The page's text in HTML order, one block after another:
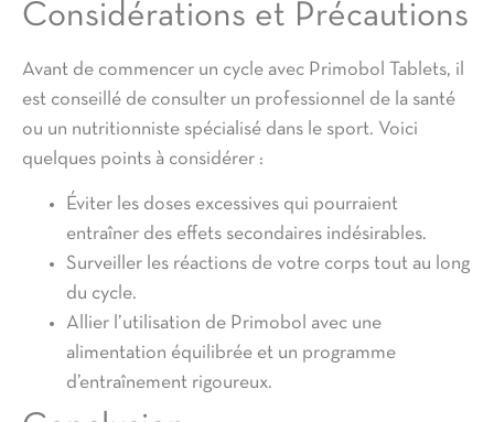
Considérations et Précautions
Avant de commencer un cycle avec Primobol Tablets, il
est conseillé de consulter un professionnel de la santé
ou un nutritionniste spécialisé dans le sport. Voici
quelques points à considérer :
Éviter les doses excessives qui pourraient
entraîner des effets secondaires indésirables.
Surveiller les réactions de votre corps tout au long
du cycle.
Allier l’utilisation de Primobol avec une
alimentation équilibrée et un programme
d’entraînement rigoureux.